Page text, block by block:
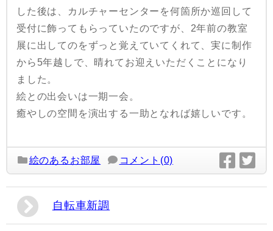
した後は、カルチャーセンターを何箇所か巡回して
受付に飾ってもらっていたのですが、2年前の教室
展に出してのをずっと覚えていてくれて、実に制作
から5年越しで、晴れてお迎えいただくことになり
ました。
絵との出会いは一期一会。
癒やしの空間を演出する一助となれば嬉しいです。
絵のあるお部屋 コメント(0)
自転車新調